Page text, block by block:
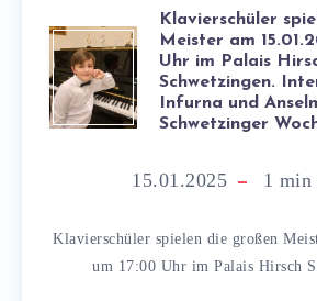
Klavierschüler
Meister am
Uhr im Palais
Schwetzingen.
Infurna und
Schwetzinger
15.01.2025 1 min
Klavierschüler spielen die großen
um 17:00 Uhr im Palais Hirsch